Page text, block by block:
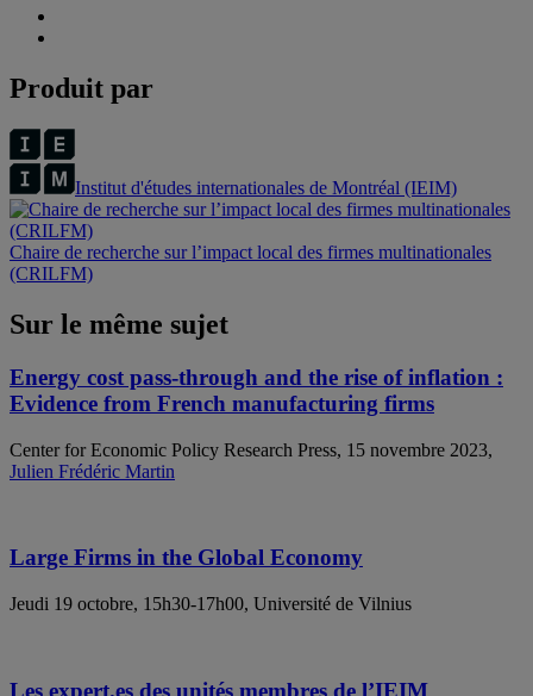
Produit par
Institut d'études internationales de Montréal (IEIM)
Chaire de recherche sur l’impact local des firmes multinationales
(CRILFM)
Sur le même sujet
Energy cost pass-through and the rise of inflation :
Evidence from French manufacturing firms
Center for Economic Policy Research Press, 15 novembre 2023,
Julien Frédéric Martin
Large Firms in the Global Economy
Jeudi 19 octobre, 15h30-17h00, Université de Vilnius
Les expert.es des unités membres de l’IEIM